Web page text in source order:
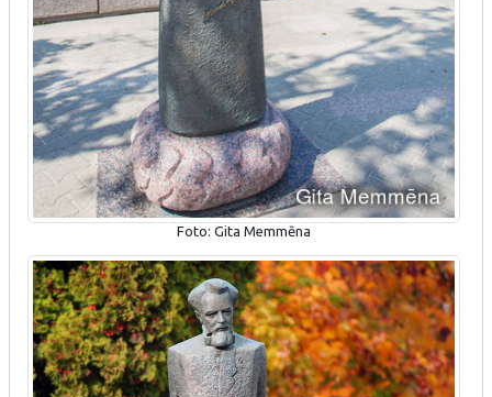
Foto: Gita Memmēna